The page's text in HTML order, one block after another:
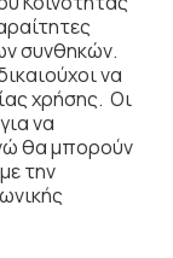
συνθηκών.
να
χρήσης. Οι
να
θα μπορούν
την